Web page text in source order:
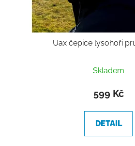
Uax čepice lysohoři
Skladem
599 Kč
DETAIL